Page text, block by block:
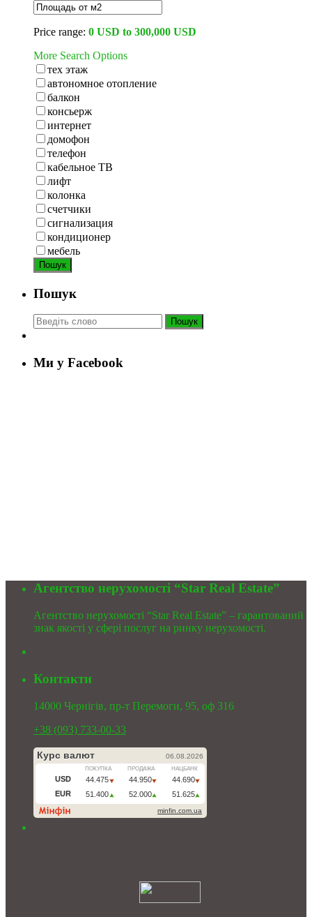
Price range: 0 USD to 300,000 USD
More Search Options
тех этаж
автономное отопление
балкон
консьерж
интернет
домофон
телефон
кабельное ТВ
лифт
колонка
счетчики
сигнализация
кондиционер
мебель
Пошук
Пошук
Пошук
Ми у Facebook
Агентство нерухомості “Star Real Estate”
Агентство нерухомості “Star Real Estate” – гарантований
знак якості у сфері послуг на ринку нерухомості.
Контакти
14000 Чернігів, пр-т Перемоги, 95, оф 316
+38 (093) 733-00-33